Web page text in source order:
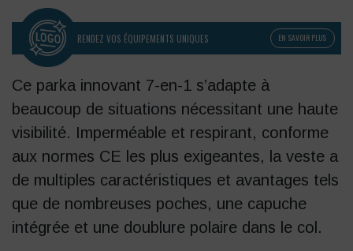
RENDEZ VOS ÉQUIPEMENTS UNIQUES EN SAVOIR PLUS
Ce parka innovant 7-en-1 s’adapte à
beaucoup de situations nécessitant une haute
visibilité. Imperméable et respirant, conforme
aux normes CE les plus exigeantes, la veste a
de multiples caractéristiques et avantages tels
que de nombreuses poches, une capuche
intégrée et une doublure polaire dans le col.